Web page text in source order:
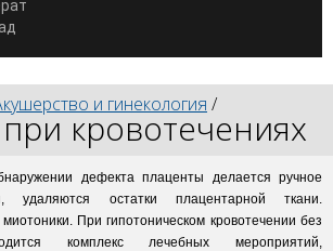
и гинекология /
кровотечениях
дефекта плаценты делается ручное
удаляются остатки плацентарной ткани.
При гипотоническом кровотечении без
комплекс лечебных мероприятий,